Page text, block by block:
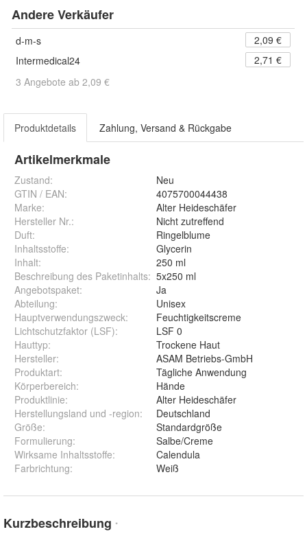
Andere Verkäufer
d-m-s
2,09 €
Intermedical24
2,71 €
3 Angebote ab 2,09 €
Produktdetails Zahlung, Versand & Rückgabe
Artikelmerkmale
Zustand:
Neu
GTIN / EAN:
4075700044438
Marke:
Alter Heideschäfer
Hersteller Nr.:
Nicht zutreffend
Duft:
Ringelblume
Inhaltsstoffe:
Glycerin
Inhalt:
250 ml
Beschreibung des Paketinhalts: 5x250 ml
Angebotspaket:
Ja
Abteilung:
Unisex
Hauptverwendungszweck:
Feuchtigkeitscreme
Lichtschutzfaktor (LSF):
LSF 0
Hauttyp:
Trockene Haut
Hersteller:
ASAM Betriebs-GmbH
Produktart:
Tägliche Anwendung
Körperbereich:
Hände
Produktlinie:
Alter Heideschäfer
Herstellungsland und -region:
Deutschland
Größe:
Standardgröße
Formulierung:
Salbe/Creme
Wirksame Inhaltsstoffe:
Calendula
Farbrichtung: Weiß
Kurzbeschreibung *